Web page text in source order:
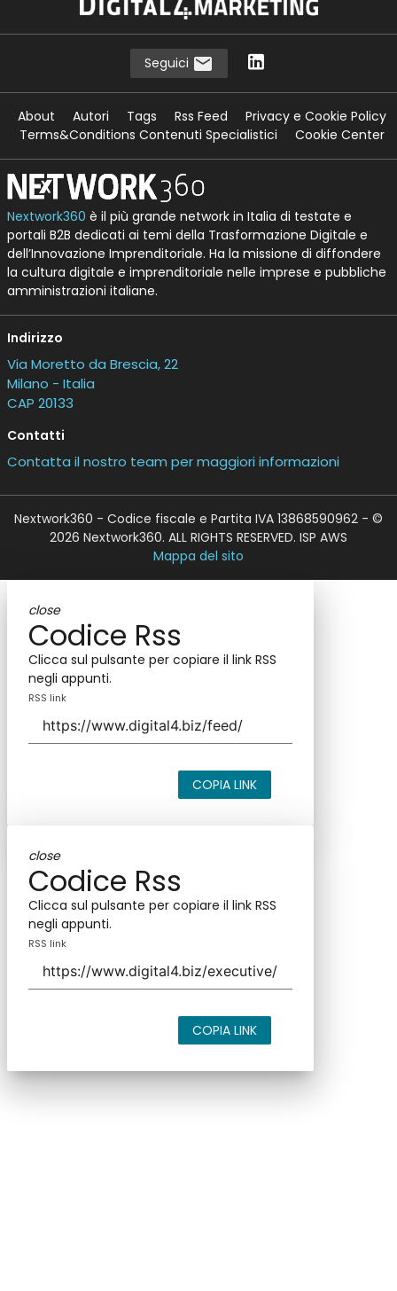
Seguici
About Autori Tags Rss Feed
Privacy e Cookie Policy
Terms&Conditions Contenuti Specialistici
Cookie Center
Nextwork360 è il più grande network in Italia di testate e
portali B2B dedicati ai temi della Trasformazione Digitale e
dell’Innovazione Imprenditoriale. Ha la missione di diffondere
la cultura digitale e imprenditoriale nelle imprese e pubbliche
amministrazioni italiane.
Indirizzo
Via Moretto da Brescia, 22
Milano - Italia
CAP 20133
Contatti
Contatta il nostro team per maggiori informazioni
Nextwork360 - Codice fiscale e Partita IVA 13868590962 - ©
2026 Nextwork360. ALL RIGHTS RESERVED. ISP AWS
Mappa del sito
close
Codice Rss
Clicca sul pulsante per copiare il link RSS
negli appunti.
RSS link
COPIA LINK
close
Codice Rss
Clicca sul pulsante per copiare il link RSS
negli appunti.
RSS link
COPIA LINK